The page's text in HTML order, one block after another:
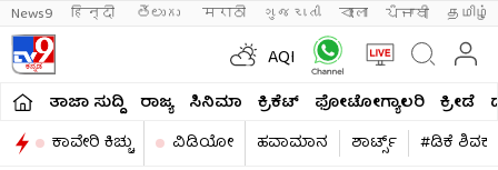
News9 हिन्दी తెలుగు मराठी ગુજરાતી বাংলা ਪੰਜਾਬੀ தமிழ்
AQI
ತಾಜಾ ಸುದ್ದಿ ರಾಜ್ಯ ಸಿನಿಮಾ ಕ್ರಿಕೆಟ್​ ಫೋಟೋಗ್ಯಾಲರಿ ಕ್ರೀಡೆ
ಕಾವೇರಿ ಕಿಚ್ಚು
ವಿಡಿಯೋ ಹವಾಮಾನ ಶಾರ್ಟ್ಸ್​
#ಡಿಕೆ